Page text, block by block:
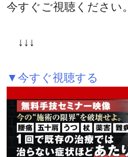
今すぐご視聴ください。
↓↓↓
▼今すぐ視聴する